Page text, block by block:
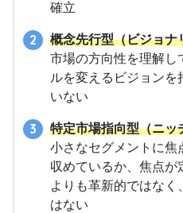
確立
概念先行型（ビジョナ
市場の方向性を理解し
ルを変えるビジョンを
いない
特定市場指向型（ニッ
小さなセグメントに焦
収めているか、焦点が
よりも革新的ではな
はない